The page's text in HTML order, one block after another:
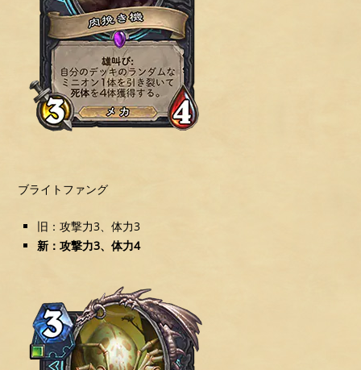
ブライトファング
旧：攻撃力3、体力3
新：攻撃力3、体力4